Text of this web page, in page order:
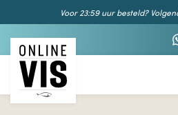
Voor 23:59 uur besteld?